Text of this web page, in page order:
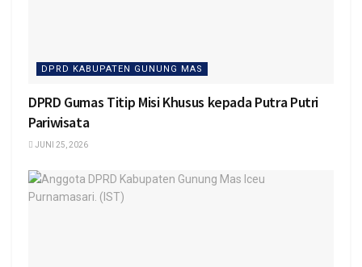
DPRD KABUPATEN GUNUNG MAS
DPRD Gumas Titip Misi Khusus kepada Putra Putri
Pariwisata
JUNI 25, 2026